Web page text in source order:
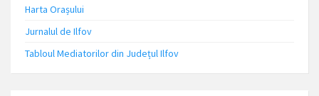
Harta Orașului
Jurnalul de Ilfov
Tabloul Mediatorilor din Județul Ilfov